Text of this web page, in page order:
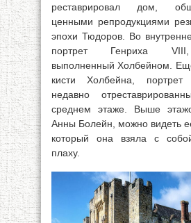
реставрировал дом,
ценными репродукциями
эпохи Тюдоров. Во
портрет Генриха
выполненный Холбейном.
кисти Холбейна, портрет
недавно
среднем этаже. Выше
Анны Болейн, можно видеть
который она взяла с
плаху.